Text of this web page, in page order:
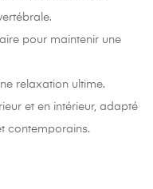
pour maintenir une
relaxation ultime.
et en intérieur, adapté
contemporains.